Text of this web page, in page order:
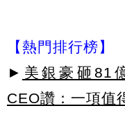
【熱門排行榜】
► 美銀豪砸81
CEO讚：一項值